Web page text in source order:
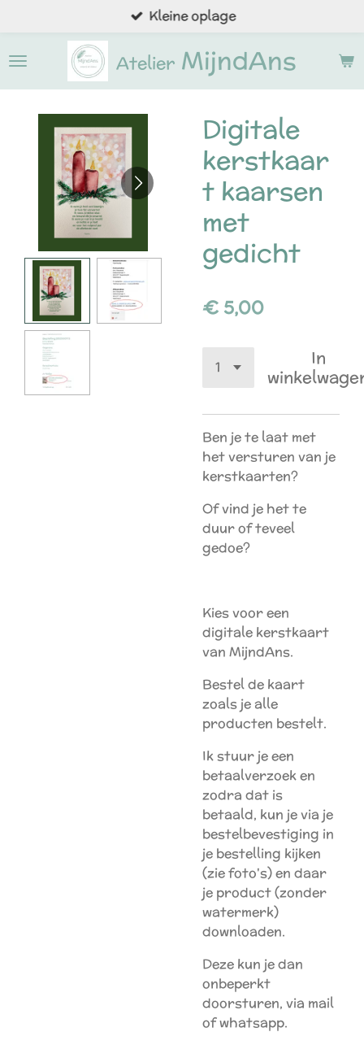
naar
Atelier MijndAns
Kleine oplage
Digitale
kerstkaar
t kaarsen
met
gedicht
€ 5,00
In
Ben je te laat met
het versturen van je
kerstkaarten?
Of vind je het te
duur of teveel
gedoe?
Kies voor een
digitale kerstkaart
van MijndAns.
Bestel de kaart
zoals je alle
producten bestelt.
Ik stuur je een
betaalverzoek en
zodra dat is
betaald, kun je via je
bestelbevestiging in
je bestelling kijken
(zie foto's) en daar
je product (zonder
watermerk)
downloaden.
Deze kun je dan
onbeperkt
doorsturen, via mail
of whatsapp.